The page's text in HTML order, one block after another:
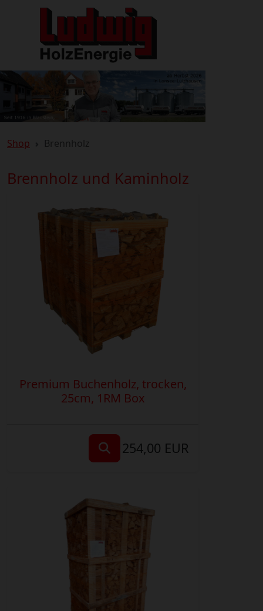
Shop Brennholz
Brennholz und Kaminholz
Premium Buchenholz, trocken,
25cm, 1RM Box
254,00 EUR